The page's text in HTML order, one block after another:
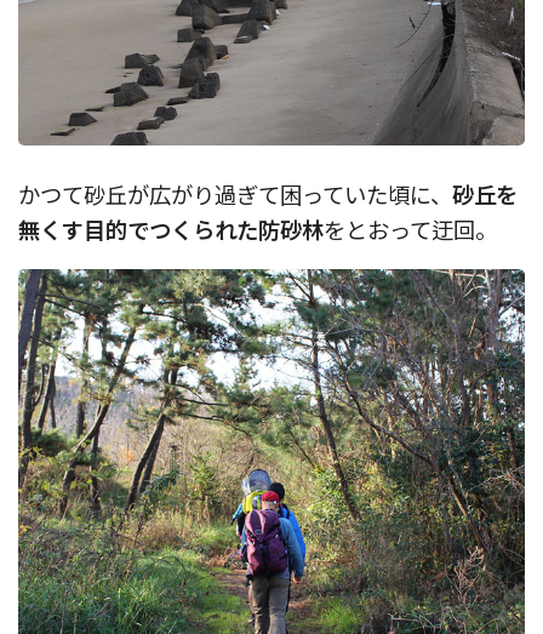
かつて砂丘が広がり過ぎて困っていた頃に、 砂丘を
無くす目的でつくられた防砂林をとおって迂回。